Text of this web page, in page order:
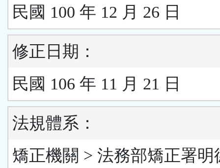
民國 100 年 12 月 26 日
修正日期：
民國 106 年 11 月 21 日
法規體系：
矯正機關 > 法務部矯正署明